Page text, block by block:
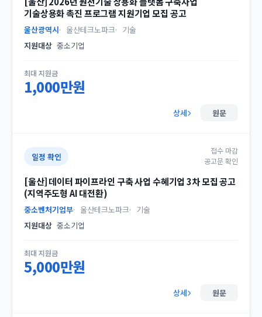
기술상용화 촉진 프로그램 지원기업 모집 공고
울산광역시 울산테크노파크
기술
지원대상 중소기업
최대 지원금
1,000만원
상세 원문
일정 확인
[울산] 데이터 파이프라인 구축 사업 수혜기업 3차 모집 공고
(지역주도형 AI 대전환)
중소벤처기업부 울산테크노파크
기술
지원대상 중소기업
최대 지원금
5,000만원
접수 마감
공고문 확인
상세 원문